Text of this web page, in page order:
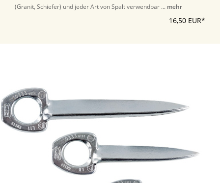
(Granit, Schiefer) und jeder Art von Spalt verwendbar ... mehr
16,50 EUR*